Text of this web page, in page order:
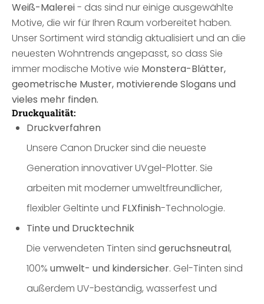
Weiß-Malerei- das sind nur einige ausgewählte
Motive, die wir für Ihren Raum vorbereitet haben.
Unser Sortiment wird ständig aktualisiert und an die
neuesten Wohntrends angepasst, so dass Sie
immer modische Motive wie Monstera-Blätter,
geometrische Muster, motivierende Slogans und
vieles mehr finden.
Druckqualität:
Druckverfahren
Unsere Canon Drucker sind die neueste
Generation innovativer UVgel-Plotter. Sie
arbeiten mit moderner umweltfreundlicher,
flexibler Geltinte und FLXfinish-Technologie.
Tinte und Drucktechnik
Die verwendeten Tinten sind geruchsneutral,
100% umwelt- und kindersicher. Gel-Tinten sind
außerdem UV-beständig, wasserfest und